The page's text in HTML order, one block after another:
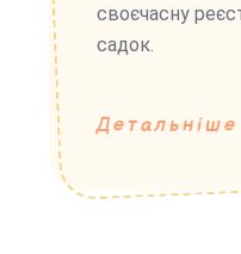
своєчасну
садок.
Детальніше